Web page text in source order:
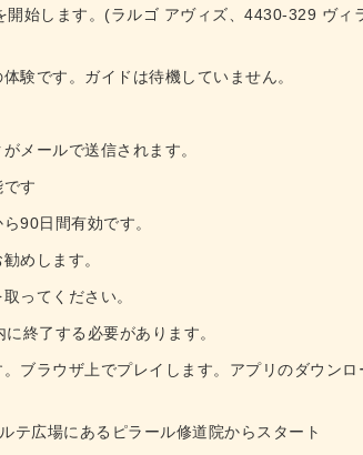
始します。(ラルゴ アヴィズ、4430-329 ヴィ
験です。ガイドは待機していません。
メールで送信されます。
す
90日間有効です。
めします。
ってください。
終了する必要があります。
ブラウザ上でプレイします。アプリのダウンロ
テ広場にあるピラール修道院からスタート